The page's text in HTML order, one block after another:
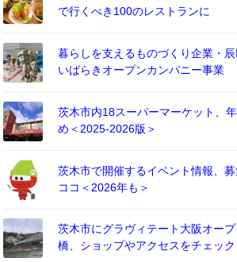
で行くべき100のレストランに
暮らしを支えるものづくり企業・辰
いばらきオープンカンパニー事業
茨木市内18スーパーマーケット、
め＜2025-2026版＞
茨木市で開催するイベント情報、
ココ＜2026年も＞
茨木市にグラヴィテート大阪オー
橋、ショップやアクセスをチェック